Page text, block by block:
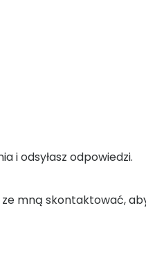
i odsyłasz odpowiedzi.
mną skontaktować,